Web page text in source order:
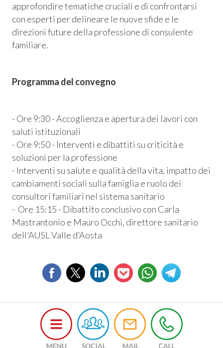
approfondire tematiche cruciali e di confrontarsi
con esperti per delineare le nuove sfide e le
direzioni future della professione di consulente
familiare.
Programma del convegno
- Ore 9:30 - Accoglienza e apertura dei lavori con
saluti istituzionali
- Ore 9:50 - Interventi e dibattiti su criticità e
soluzioni per la professione
- Interventi su salute e qualità della vita, impatto dei
cambiamenti sociali sulla famiglia e ruolo dei
consultori familiari nel sistema sanitario
- Ore 15:15 - Dibattito conclusivo con Carla
Mastrantonio e Mauro Occhi, direttore sanitario
dell'AUSL Valle d'Aosta